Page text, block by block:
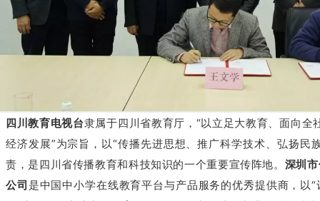
四川教育电视台隶属于四川省教育厅，“以立足大教育、面向全
经济发展”为宗旨，以“传播先进思想、推广科学技术、弘扬民
责，是四川省传播教育和科技知识的一个重要宣传阵地。 深圳
公司 是中国中小学在线教育平台与产品服务的优秀提供商，以